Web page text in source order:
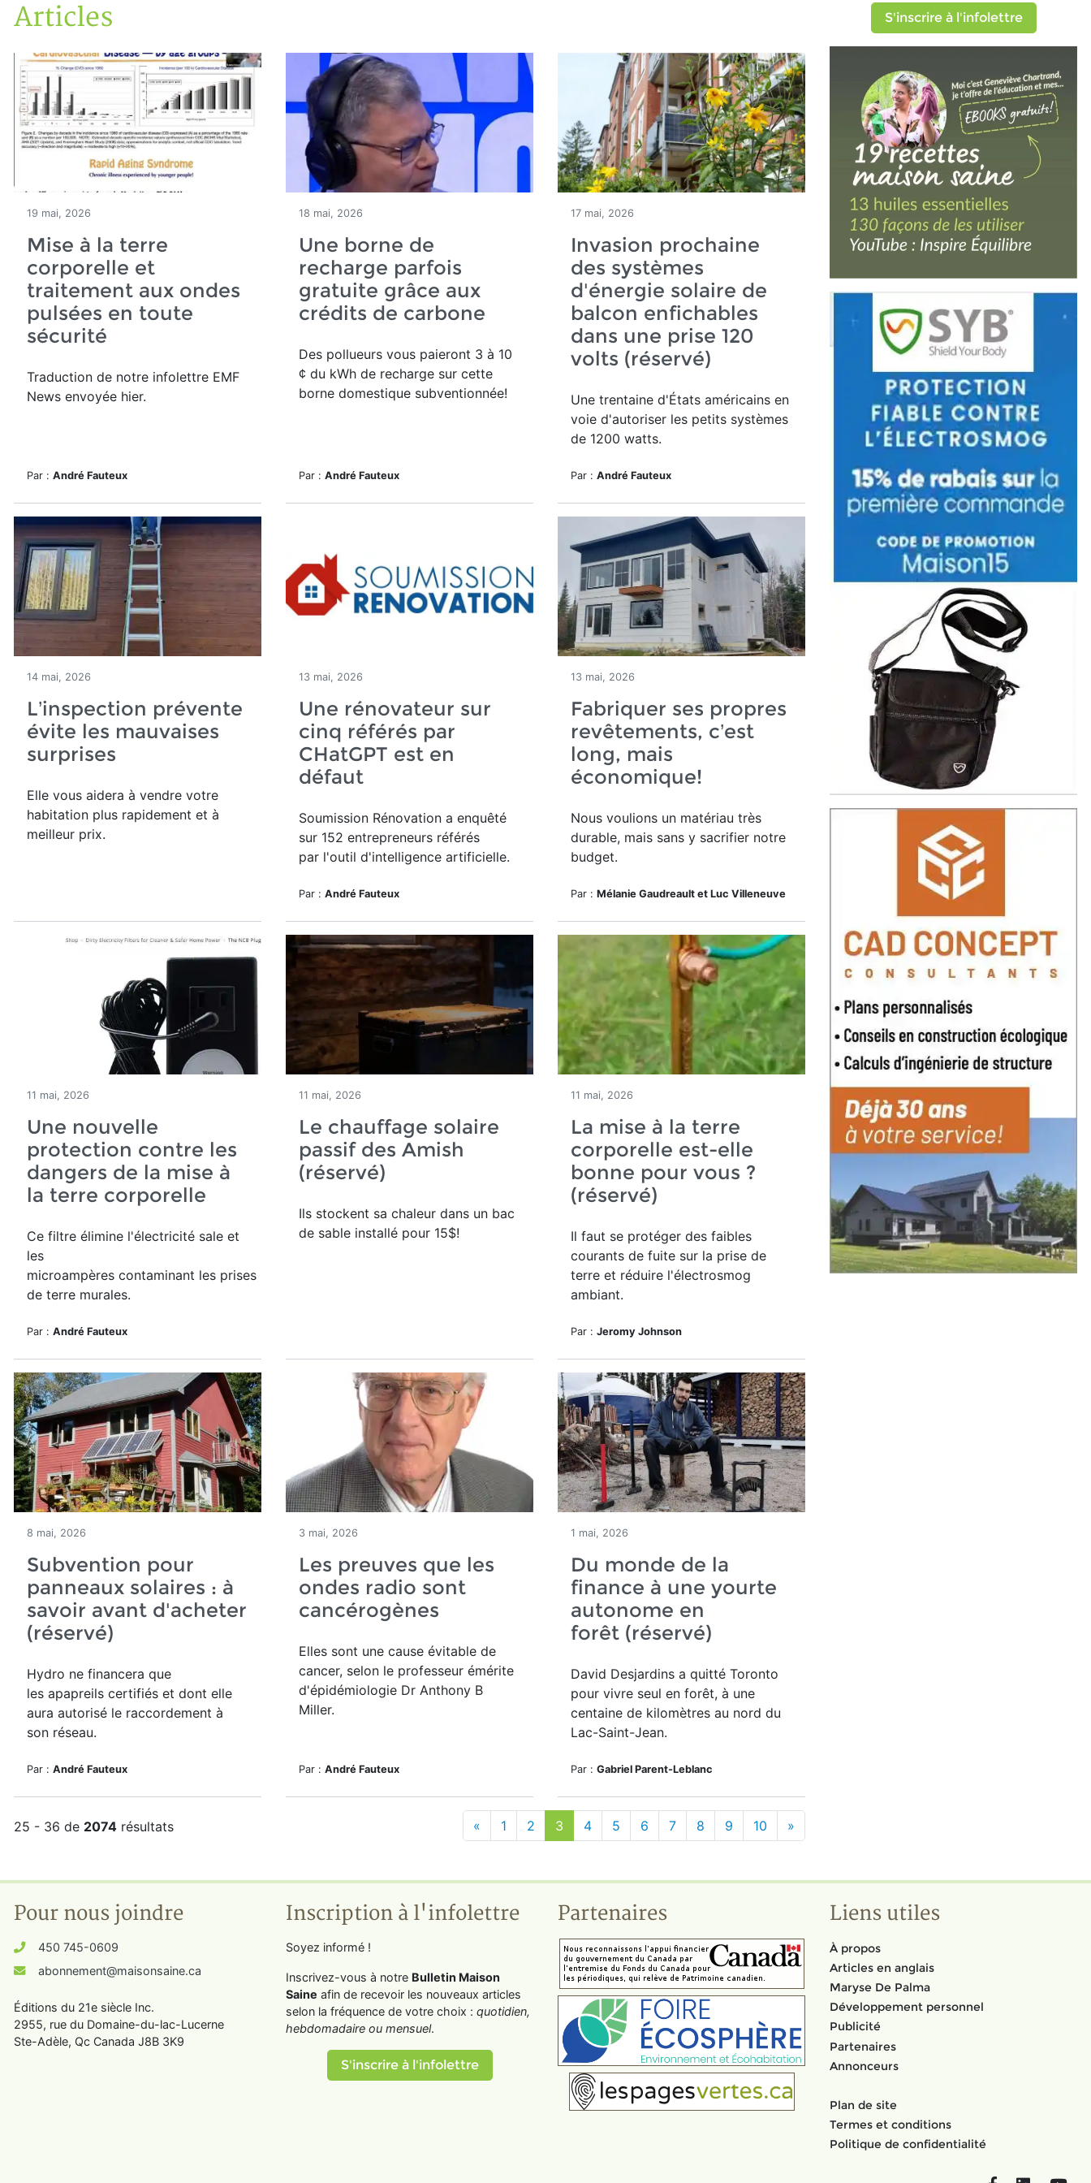
Accueil
Articles
Articles
19 mai, 2026
Mise à la terre
corporelle et
traitement aux ondes
pulsées en toute
sécurité
Traduction de notre infolettre EMF
News envoyée hier.
Par : André Fauteux
18 mai, 2026
Une borne de
recharge parfois
gratuite grâce aux
crédits de carbone
Des pollueurs vous paieront 3 à 10
¢ du kWh de recharge sur cette
borne domestique subventionnée!
Par : André Fauteux
17 mai, 2026
Invasion prochaine
des systèmes
d'énergie solaire de
balcon enfichables
dans une prise 120
volts (réservé)
Une trentaine d'États américains en
voie d'autoriser les petits systèmes
de 1200 watts.
Par : André Fauteux
14 mai, 2026
L’inspection prévente
évite les mauvaises
surprises
Elle vous aidera à vendre votre
habitation plus rapidement et à
meilleur prix.
13 mai, 2026
Une rénovateur sur
cinq référés par
CHatGPT est en
défaut
Soumission Rénovation a enquêté
sur 152 entrepreneurs référés
par l'outil d'intelligence artificielle.
Par : André Fauteux
13 mai, 2026
Fabriquer ses propres
revêtements, c’est
long, mais
économique!
Nous voulions un matériau très
durable, mais sans y sacrifier notre
budget.
Par : Mélanie Gaudreault et Luc Villeneuve
11 mai, 2026
Une nouvelle
protection contre les
dangers de la mise à
la terre corporelle
Ce filtre élimine l'électricité sale et
les
microampères contaminant les prises
de terre murales.
Par : André Fauteux
11 mai, 2026
Le chauffage solaire
passif des Amish
(réservé)
Ils stockent sa chaleur dans un bac
de sable installé pour 15$!
11 mai, 2026
La mise à la terre
corporelle est-elle
bonne pour vous ?
(réservé)
Il faut se protéger des faibles
courants de fuite sur la prise de
terre et réduire l'électrosmog
ambiant.
Par : Jeromy Johnson
8 mai, 2026
Subvention pour
panneaux solaires : à
savoir avant d'acheter
(réservé)
Hydro ne financera que
les apapreils certifiés et dont elle
aura autorisé le raccordement à
son réseau.
Par : André Fauteux
3 mai, 2026
Les preuves que les
ondes radio sont
cancérogènes
Elles sont une cause évitable de
cancer, selon le professeur émérite
d'épidémiologie Dr Anthony B
Miller.
Par : André Fauteux
1 mai, 2026
Du monde de la
finance à une yourte
autonome en
forêt (réservé)
David Desjardins a quitté Toronto
pour vivre seul en forêt, à une
centaine de kilomètres au nord du
Lac-Saint-Jean.
Par : Gabriel Parent-Leblanc
25 - 36 de 2074 résultats « 1 2 3 4 5 6 7 8 9 10 »
S'inscrire à l'infolettre
Pour nous joindre
450 745-0609
abonnement@maisonsaine.ca
Éditions du 21e siècle Inc.
2955, rue du Domaine-du-lac-Lucerne
Ste-Adèle, Qc Canada J8B 3K9
Inscription à l'infolettre
Soyez informé !
Inscrivez-vous à notre Bulletin Maison
Saine afin de recevoir les nouveaux articles
selon la fréquence de votre choix : quotidien,
hebdomadaire ou mensuel.
S'inscrire à l'infolettre
Partenaires Liens utiles
À propos
Articles en anglais
Maryse De Palma
Développement personnel
Publicité
Partenaires
Annonceurs
Plan de site
Termes et conditions
Politique de confidentialité